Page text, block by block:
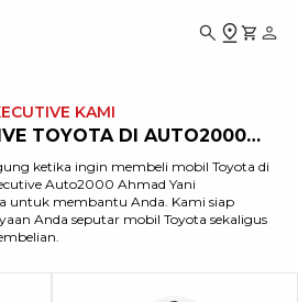
KAMI
TOYOTA DI AUTO2000
ketika ingin membeli mobil Toyota di
Auto2000 Ahmad Yani
untuk membantu Anda. Kami siap
Anda seputar mobil Toyota sekaligus